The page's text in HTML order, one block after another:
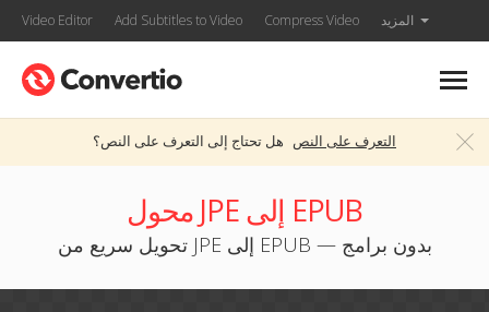
Video Editor Add Subtitles to Video Compress Video المزيد
هل تحتاج إلى التعرف على النص؟ التعرف على النص
محول JPE إلى EPUB
تحويل سريع من JPE إلى EPUB — بدون برامج